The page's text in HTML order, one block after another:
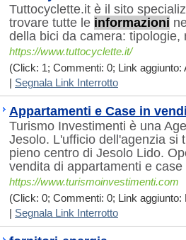
Tuttocyclette.it è il sito
trovare tutte le informazioni
della bici da camera: tipologie,
https://www.tuttocyclette.it/
(Click: 1; Commenti: 0; Link aggiunto:
Segnala Link Interrotto
Appartamenti e Case in
Turismo Investimenti è una
Jesolo. L'ufficio dell'agenzia si
pieno centro di Jesolo Lido.
vendita di appartamenti e
https://www.turismoinvestimenti.com
(Click: 0; Commenti: 0; Link aggiunto:
Segnala Link Interrotto